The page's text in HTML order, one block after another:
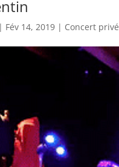
| Fév 14, 2019 | Concert privé